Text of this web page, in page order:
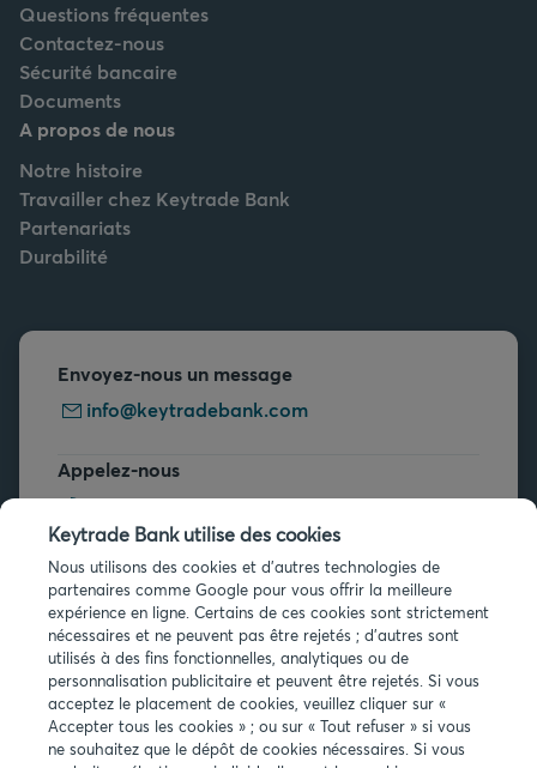
Questions fréquentes
Contactez-nous
Sécurité bancaire
Documents
A propos de nous
Notre histoire
Travailler chez Keytrade Bank
Partenariats
Durabilité
Envoyez-nous un message
info@keytradebank.com
Appelez-nous
+32 2 679 90 00
Vous avez des questions ?
Questions fréquentes
Keytrade Bank utilise des cookies
Nous utilisons des cookies et d'autres technologies de
partenaires comme Google pour vous offrir la meilleure
expérience en ligne. Certains de ces cookies sont strictement
nécessaires et ne peuvent pas être rejetés ; d'autres sont
utilisés à des fins fonctionnelles, analytiques ou de
personnalisation publicitaire et peuvent être rejetés. Si vous
acceptez le placement de cookies, veuillez cliquer sur «
Accepter tous les cookies » ; ou sur « Tout refuser » si vous
ne souhaitez que le dépôt de cookies nécessaires. Si vous